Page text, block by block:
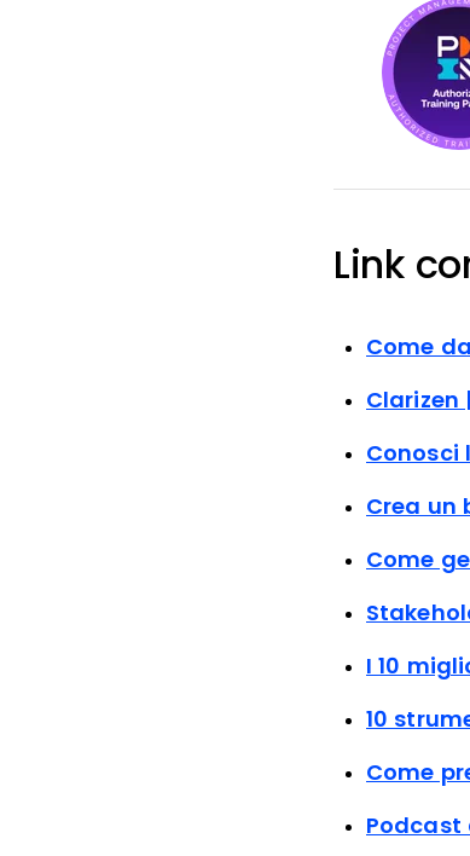
Link
Come
Clarizen
Conosci
Crea un
Come
I 10
10
Come
Podcast